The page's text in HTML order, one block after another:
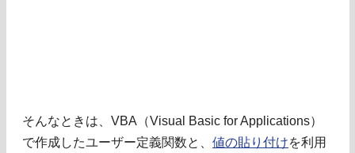
そんなときは、VBA（Visual Basic for Applications）
で作成したユーザー定義関数と、 値の貼り付けを利用